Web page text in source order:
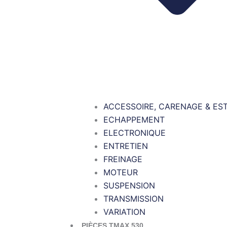
ACCESSOIRE, CARENAGE &
ECHAPPEMENT
ELECTRONIQUE
ENTRETIEN
FREINAGE
MOTEUR
SUSPENSION
TRANSMISSION
VARIATION
PIÈCES TMAX 530